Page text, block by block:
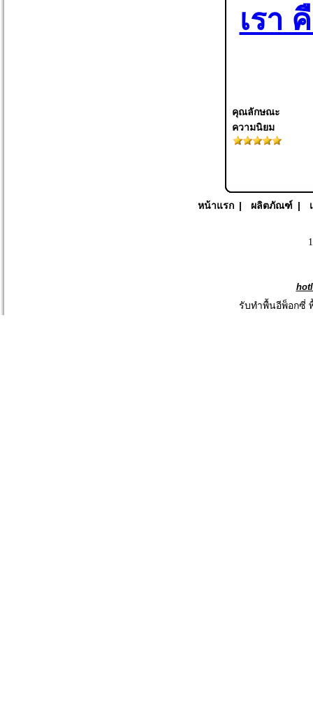
เรา
คุณลักษณะ
ความนิยม
หน้าแรก | ผลิตภัณฑ์ |
รับทำพื้นอีพ็อกซี่